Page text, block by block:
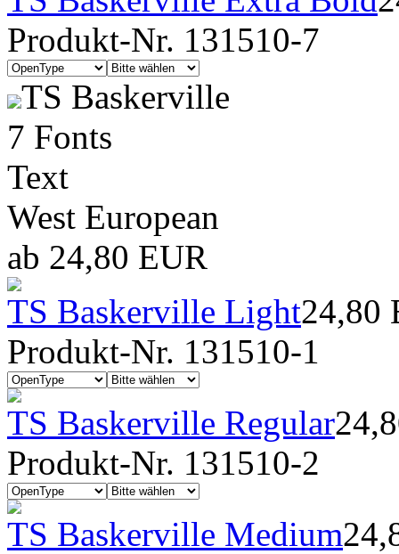
Produkt-Nr. 131510-7
TS Baskerville
7 Fonts
Text
West European
ab 24,80 EUR
TS Baskerville Light24,80
Produkt-Nr. 131510-1
TS Baskerville Regular
Produkt-Nr. 131510-2
TS Baskerville Medium